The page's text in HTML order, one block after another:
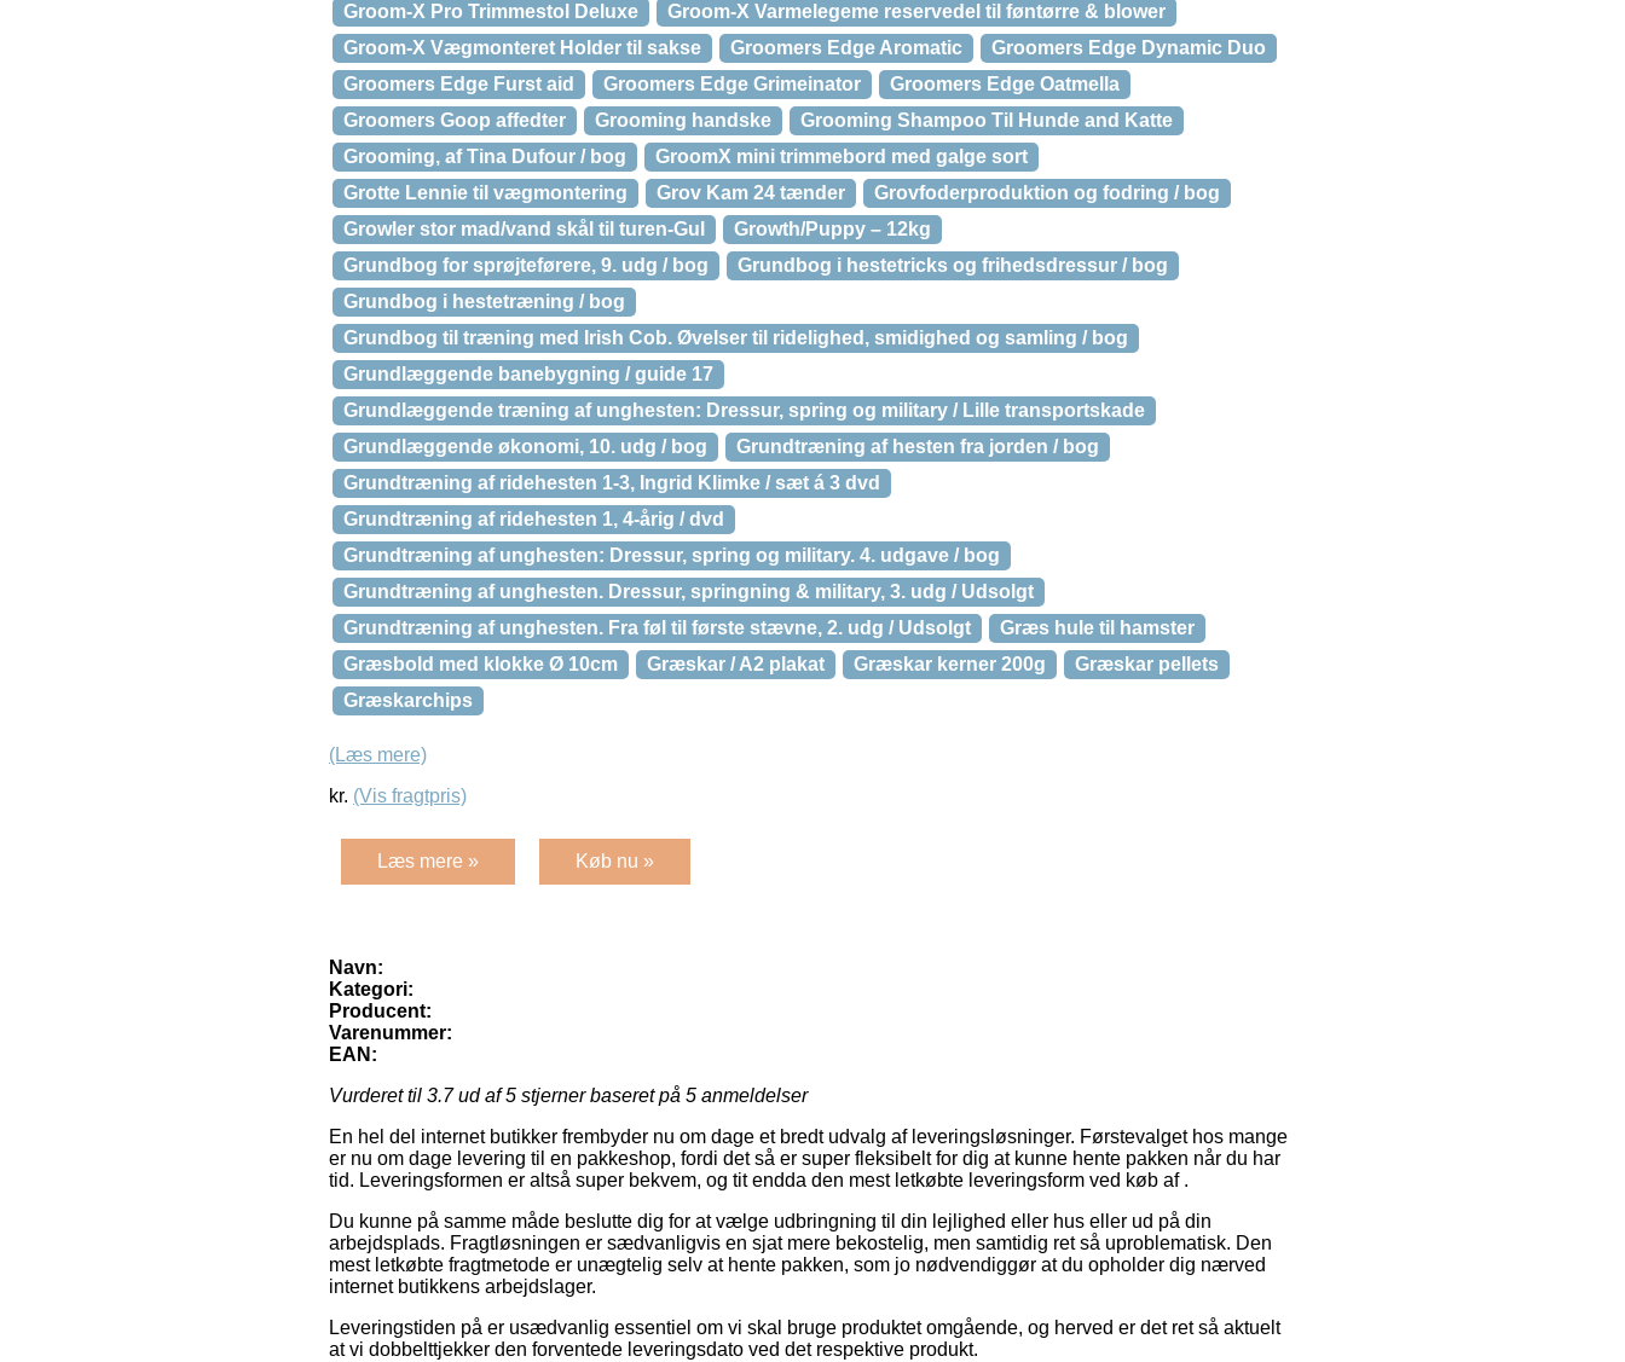
Groom-X Pro Trimmestol Deluxe
Groom-X Varmelegeme reservedel til føntørre & blower
Groom-X Vægmonteret Holder til sakse
Groomers Edge Aromatic
Groomers Edge Dynamic Duo
Groomers Edge Furst aid
Groomers Edge Grimeinator
Groomers Edge Oatmella
Groomers Goop affedter
Grooming handske
Grooming Shampoo Til Hunde and Katte
Grooming, af Tina Dufour / bog
GroomX mini trimmebord med galge sort
Grotte Lennie til vægmontering
Grov Kam 24 tænder
Grovfoderproduktion og fodring / bog
Growler stor mad/vand skål til turen-Gul
Growth/Puppy – 12kg
Grundbog for sprøjteførere, 9. udg / bog
Grundbog i hestetricks og frihedsdressur / bog
Grundbog i hestetræning / bog
Grundbog til træning med Irish Cob. Øvelser til ridelighed, smidighed og samling / bog
Grundlæggende banebygning / guide 17
Grundlæggende træning af unghesten: Dressur, spring og military / Lille transportskade
Grundlæggende økonomi, 10. udg / bog
Grundtræning af hesten fra jorden / bog
Grundtræning af ridehesten 1-3, Ingrid Klimke / sæt á 3 dvd
Grundtræning af ridehesten 1, 4-årig / dvd
Grundtræning af unghesten: Dressur, spring og military. 4. udgave / bog
Grundtræning af unghesten. Dressur, springning & military, 3. udg / Udsolgt
Grundtræning af unghesten. Fra føl til første stævne, 2. udg / Udsolgt
Græs hule til hamster
Græsbold med klokke Ø 10cm
Græskar / A2 plakat Græskar kerner 200g
Græskar pellets
Græskarchips
(Læs mere)
kr. (Vis fragtpris)
Læs mere » Køb nu »
Navn:
Kategori:
Producent:
Varenummer:
EAN:
Vurderet til 3.7ud af 5 stjerner baseret på 5 anmeldelser
En hel del internet butikker frembyder nu om dage et bredt udvalg af leveringsløsninger. Førstevalget hos mange
er nu om dage levering til en pakkeshop, fordi det så er super fleksibelt for dig at kunne hente pakken når du har
tid. Leveringsformen er altså super bekvem, og tit endda den mest letkøbte leveringsform ved køb af .
Du kunne på samme måde beslutte dig for at vælge udbringning til din lejlighed eller hus eller ud på din
arbejdsplads. Fragtløsningen er sædvanligvis en sjat mere bekostelig, men samtidig ret så uproblematisk. Den
mest letkøbte fragtmetode er unægtelig selv at hente pakken, som jo nødvendiggør at du opholder dig nærved
internet butikkens arbejdslager.
Leveringstiden på er usædvanlig essentiel om vi skal bruge produktet omgående, og herved er det ret så aktuelt
at vi dobbelttjekker den forventede leveringsdato ved det respektive produkt.